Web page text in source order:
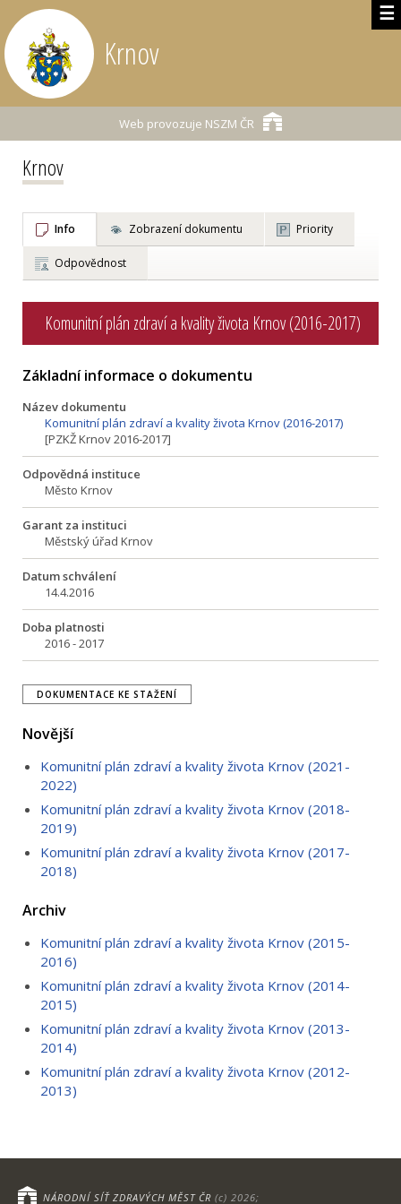
☰
Krnov
Web provozuje NSZM ČR
Krnov
Info Zobrazení dokumentu Priority
Odpovědnost
Komunitní plán zdraví a kvality života Krnov (2016-2017)
Základní informace o dokumentu
Název dokumentu
Komunitní plán zdraví a kvality života Krnov (2016-2017)
[PZKŽ Krnov 2016-2017]
Odpovědná instituce
Město Krnov
Garant za instituci
Městský úřad Krnov
Datum schválení
14.4.2016
Doba platnosti
2016 - 2017
DOKUMENTACE KE STAŽENÍ
Novější
Komunitní plán zdraví a kvality života Krnov (2021-
2022)
Komunitní plán zdraví a kvality života Krnov (2018-
2019)
Komunitní plán zdraví a kvality života Krnov (2017-
2018)
Archiv
Komunitní plán zdraví a kvality života Krnov (2015-
2016)
Komunitní plán zdraví a kvality života Krnov (2014-
2015)
Komunitní plán zdraví a kvality života Krnov (2013-
2014)
Komunitní plán zdraví a kvality života Krnov (2012-
2013)
NÁRODNÍ SÍŤ ZDRAVÝCH MĚST ČR (c) 2026;